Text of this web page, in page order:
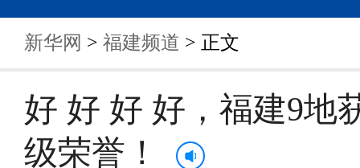
新华网 > 福建频道 > 正文
好 好 好 好，福建9地
级荣誉！